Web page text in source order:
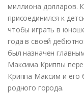
миллиона долларов.
присоединился к
чтобы играть в
года в своей
был назначен
Максима Криппы
Криппа Максим и его
родного города.